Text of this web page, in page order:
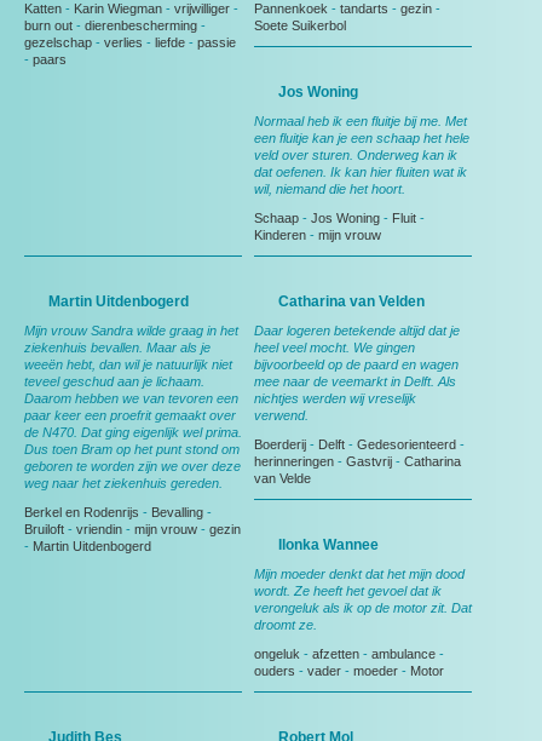
Katten - Karin Wiegman - vrijwilliger -
burn out - dierenbescherming -
gezelschap - verlies - liefde - passie
- paars
Pannenkoek - tandarts - gezin -
Soete Suikerbol
Jos Woning
Normaal heb ik een fluitje bij me. Met
een fluitje kan je een schaap het hele
veld over sturen. Onderweg kan ik
dat oefenen. Ik kan hier fluiten wat ik
wil, niemand die het hoort.
Schaap - Jos Woning - Fluit -
Kinderen - mijn vrouw
Martin Uitdenbogerd
Mijn vrouw Sandra wilde graag in het
ziekenhuis bevallen. Maar als je
weeën hebt, dan wil je natuurlijk niet
teveel geschud aan je lichaam.
Daarom hebben we van tevoren een
paar keer een proefrit gemaakt over
de N470. Dat ging eigenlijk wel prima.
Dus toen Bram op het punt stond om
geboren te worden zijn we over deze
weg naar het ziekenhuis gereden.
Berkel en Rodenrijs - Bevalling -
Bruiloft - vriendin - mijn vrouw - gezin
- Martin Uitdenbogerd
Catharina van Velden
Daar logeren betekende altijd dat je
heel veel mocht. We gingen
bijvoorbeeld op de paard en wagen
mee naar de veemarkt in Delft. Als
nichtjes werden wij vreselijk
verwend.
Boerderij - Delft - Gedesorienteerd -
herinneringen - Gastvrij - Catharina
van Velde
Ilonka Wannee
Mijn moeder denkt dat het mijn dood
wordt. Ze heeft het gevoel dat ik
verongeluk als ik op de motor zit. Dat
droomt ze.
ongeluk - afzetten - ambulance -
ouders - vader - moeder - Motor
Judith Bes Robert Mol